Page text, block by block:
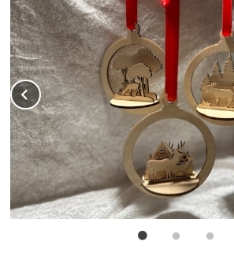
Prev